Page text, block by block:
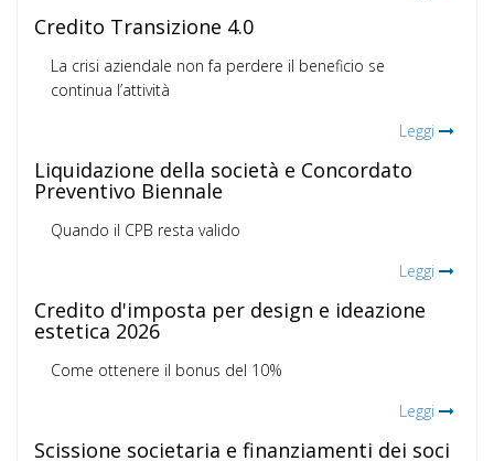
Credito Transizione 4.0
La crisi aziendale non fa perdere il beneficio se
continua l’attività
Leggi
Liquidazione della società e Concordato
Preventivo Biennale
Quando il CPB resta valido
Leggi
Credito d'imposta per design e ideazione
estetica 2026
Come ottenere il bonus del 10%
Leggi
Scissione societaria e finanziamenti dei soci